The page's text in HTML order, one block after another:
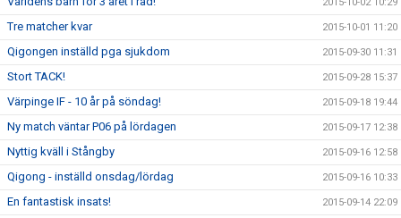
Tre matcher kvar 2015-10-01 11:20
Qigongen inställd pga sjukdom 2015-09-30 11:31
Stort TACK! 2015-09-28 15:37
Värpinge IF - 10 år på söndag! 2015-09-18 19:44
Ny match väntar P06 på lördagen 2015-09-17 12:38
Nyttig kväll i Stångby 2015-09-16 12:58
Qigong - inställd onsdag/lördag 2015-09-16 10:33
En fantastisk insats! 2015-09-14 22:09